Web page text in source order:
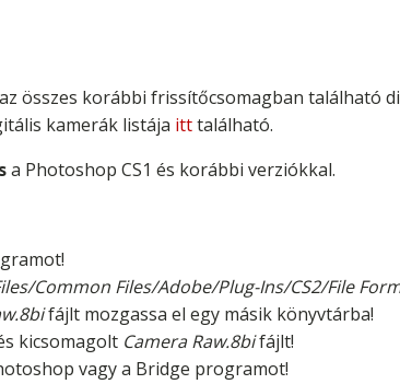
összes korábbi frissítőcsomagban található
kamerák listája itttalálható.
a Photoshop CS1 és korábbi verziókkal.
Common Files/Adobe/Plug-Ins/CS2/File
fájlt mozgassa el egy másik könyvtárba!
kicsomagolt Camera Raw.8bifájlt!
vagy a Bridge programot!